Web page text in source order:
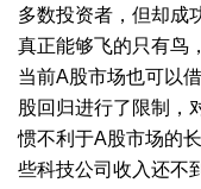
多数投资者，但却成
真正能够飞的只有鸟
当前A股市场也可以
股回归进行了限制，
惯不利于A股市场的
些科技公司收入还不